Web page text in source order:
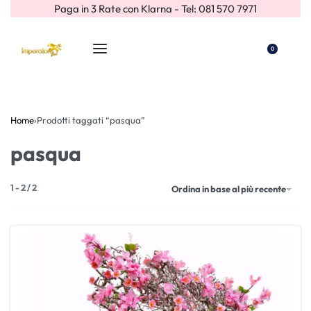
Paga in 3 Rate con Klarna - Tel: 081 570 7971
0
Home›Prodotti taggati “pasqua”
pasqua
1-2/2 Ordina in base al più recente